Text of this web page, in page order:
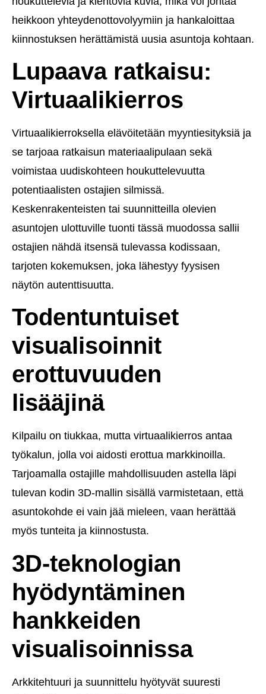
heikkoon yhteydenottovolyymiin ja hankaloittaa
kiinnostuksen herättämistä uusia asuntoja kohtaan.
Lupaava ratkaisu:
Virtuaalikierros
Virtuaalikierroksella elävöitetään myyntiesityksiä ja
se tarjoaa ratkaisun materiaalipulaan sekä
voimistaa uudiskohteen houkuttelevuutta
potentiaalisten ostajien silmissä.
Keskenrakenteisten tai suunnitteilla olevien
asuntojen ulottuville tuonti tässä muodossa sallii
ostajien nähdä itsensä tulevassa kodissaan,
tarjoten kokemuksen, joka lähestyy fyysisen
näytön autenttisuutta.
Todentuntuiset
visualisoinnit
erottuvuuden
lisääjinä
Kilpailu on tiukkaa, mutta virtuaalikierros antaa
työkalun, jolla voi aidosti erottua markkinoilla.
Tarjoamalla ostajille mahdollisuuden astella läpi
tulevan kodin 3D-mallin sisällä varmistetaan, että
asuntokohde ei vain jää mieleen, vaan herättää
myös tunteita ja kiinnostusta.
3D-teknologian
hyödyntäminen
hankkeiden
visualisoinnissa
Arkkitehtuuri ja suunnittelu hyötyvät suuresti